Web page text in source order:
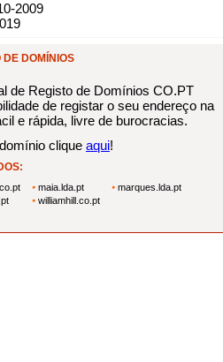
2009
DE DOMÍNIOS
de Registo de Domínios CO.PT
de registar o seu endereço na
e rápida, livre de burocracias.
clique aqui!
maia.lda.pt
marques.lda.pt
williamhill.co.pt